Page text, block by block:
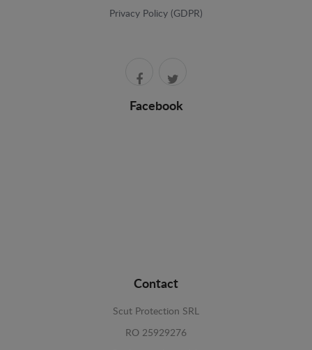
Privacy Policy (GDPR)
Facebook
Contact
Scut Protection SRL
RO 25929276